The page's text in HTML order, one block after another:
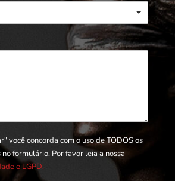
você concorda com o uso de TODOS os
formulário. Por favor leia a nossa
e LGPD.